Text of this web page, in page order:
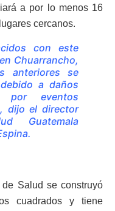
a por lo menos 16
cercanos.
con este
Chuarrancho,
anteriores se
a daños
por eventos
dijo el director
Guatemala
Salud se construyó
cuadrados y tiene